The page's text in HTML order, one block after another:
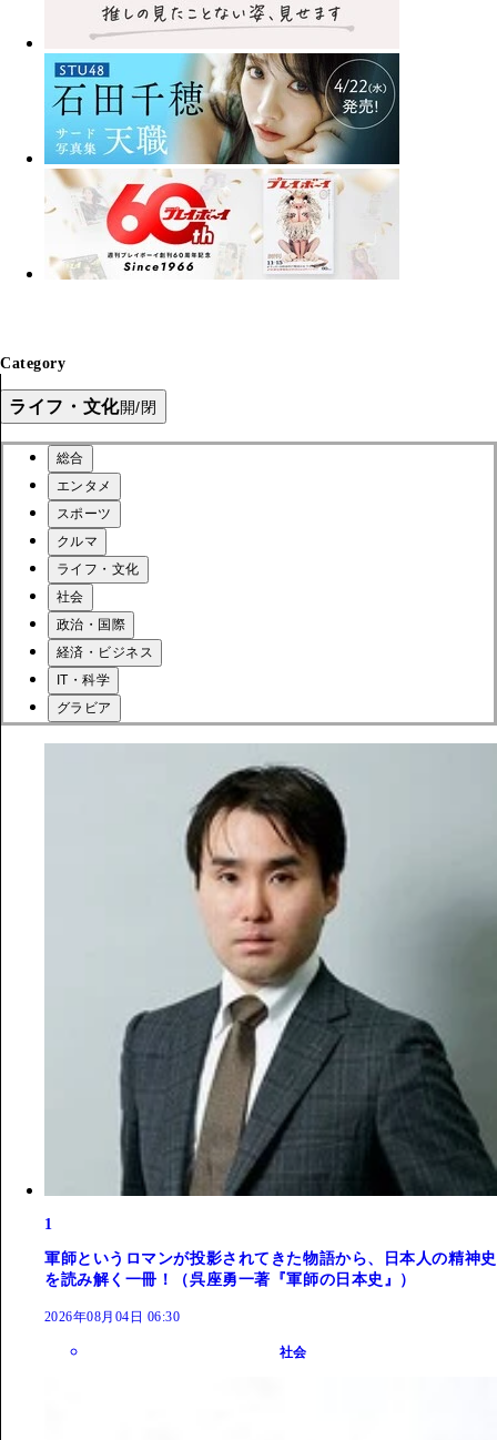
Category
ライフ・文化開/閉
総合
エンタメ
スポーツ
クルマ
ライフ・文化
社会
政治・国際
経済・ビジネス
IT・科学
グラビア
1
軍師というロマンが投影されてきた物語から、日本人の精神史
を読み解く一冊！（呉座勇一著『軍師の日本史』）
2026年08月04日 06:30
社会